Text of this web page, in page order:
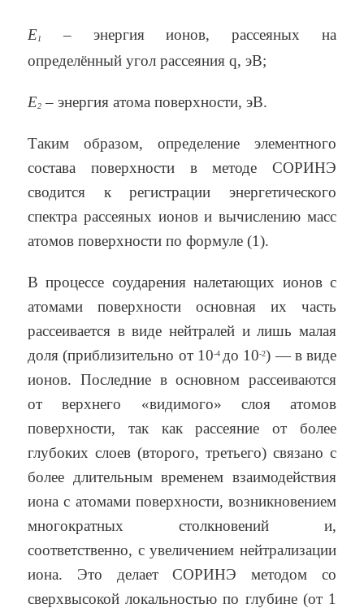
Е1
– энергия ионов, рассеяных на
определённый угол рассеянияq, эВ;
Е2 – энергия атома поверхности, эВ.
Таким образом, определение элементного
состава поверхности в методе СОРИНЭ
сводится к регистрации энергетического
спектра рассеяных ионов и вычислению масс
атомов поверхности по формуле (1).
В процессе соударения налетающих ионов с
атомами поверхности основная их часть
рассеивается в виде нейтралей и лишь малая
доля (приблизительно от 10-4 до 10-2) — в виде
ионов. Последние в основном рассеиваются
от верхнего «видимого» слоя атомов
поверхности, так как рассеяние от более
глубоких слоев (второго, третьего) связано с
более длительным временем взаимодействия
иона с атомами поверхности, возникновением
многократных столкновений и,
соответственно, с увеличением нейтрализации
иона. Это делает СОРИНЭ методом со
сверхвысокой локальностью по глубине (от 1